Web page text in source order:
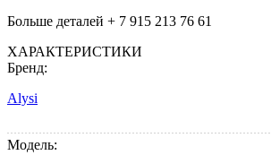
Больше деталей + 7 915 213 76 61
ХАРАКТЕРИСТИКИ
Бренд:
Alysi
Модель: